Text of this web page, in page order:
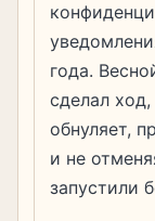
года.
сделал
обнуляет,
и не
запустили